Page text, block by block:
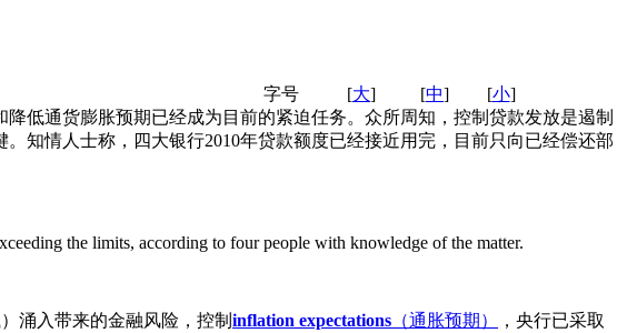
字号 [大] [中] [小]
降低通货膨胀预期已经成为目前的紧迫任务。众所周知，控制贷款发放是遏制
。知情人士称，四大银行2010年贷款额度已经接近用完，目前只向已经偿还部
the limits, according to four people with knowledge of the matter.
）涌入带来的金融风险，控制 inflation expectations （通胀预期）
，央行已采取